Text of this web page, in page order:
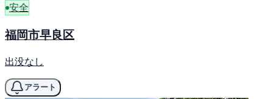
安全
福岡市早良区
出没なし
アラート